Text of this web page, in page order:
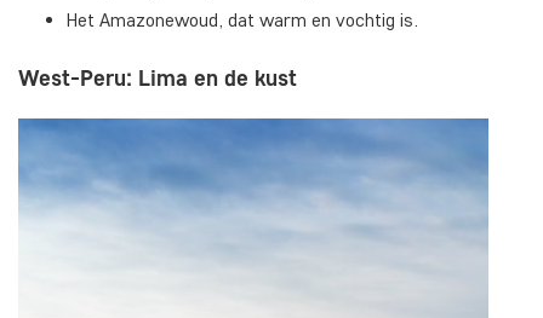
Het Amazonewoud, dat warm en vochtig is.
West-Peru: Lima en de kust